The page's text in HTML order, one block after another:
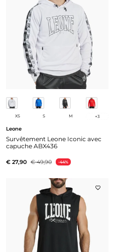
XS S M +3
Leone
Survêtement Leone Iconic avec
capuche ABX436
€ 27,90 € 49,90 -44%